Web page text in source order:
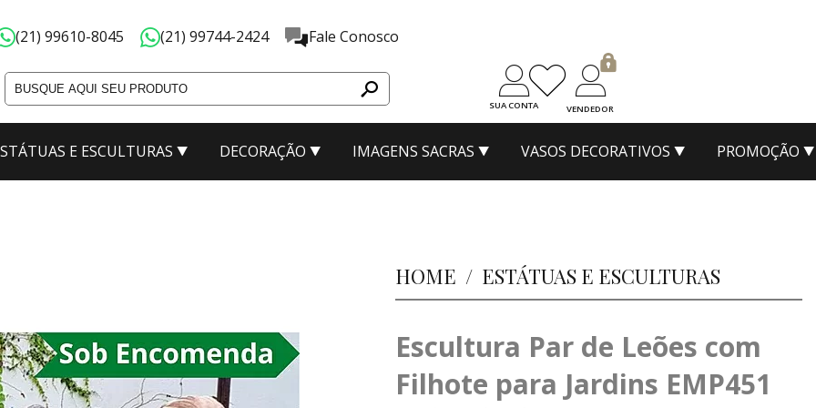
(21) 99610-8045 (21) 99744-2424 Fale Conosco
SUA CONTA VENDEDOR
E ESCULTURAS DECORAÇÃO IMAGENS SACRAS VASOS DECORATIVOS PROMOÇÃO
HOME / ESTÁTUAS E ESCULTURAS
Escultura Par de Leões com
Filhote para Jardins EMP451